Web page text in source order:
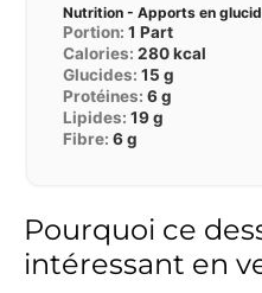
Nutrition - Apports en
Portion: 1 Part
Calories: 280kcal
Glucides: 15 g
Protéines: 6g
Lipides: 19g
Fibre: 6g
Pourquoi ce
intéressant en